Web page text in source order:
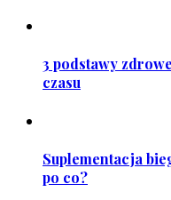
3 podstawy
czasu
Suplementacja
po co?